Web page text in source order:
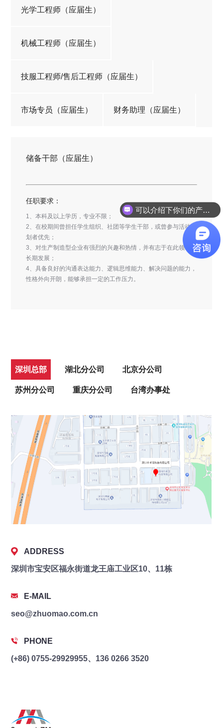
光学工程师（应届生）
机械工程师（应届生）
技服工程师/售后工程师（应届生）
市场专员（应届生） 财务助理（应届生）
储备干部（应届生）
任职要求：
1、本科及以上学历，专业不限；
2、在校期间曾担任学生组织、社团等学生干部，或曾参与活动策
划者优先；
3、对生产制造型企业有强烈的兴趣和热情，并有志于在此领域内
长期发展；
4、具备良好的沟通表达能力、逻辑思维能力、解决问题的能力，
性格外向开朗，能够承担一定的工作压力。
深圳总部 湖北分公司 北京分公司
苏州分公司 重庆分公司 台湾办事处
ADDRESS
深圳市宝安区福永街道龙王庙工业区10、11栋
E-MAIL
seo@zhuomao.com.cn
PHONE
(+86) 0755-29929955、136 0266 3520
可以介绍下你们的产品么？
这款产品多少钱呢？